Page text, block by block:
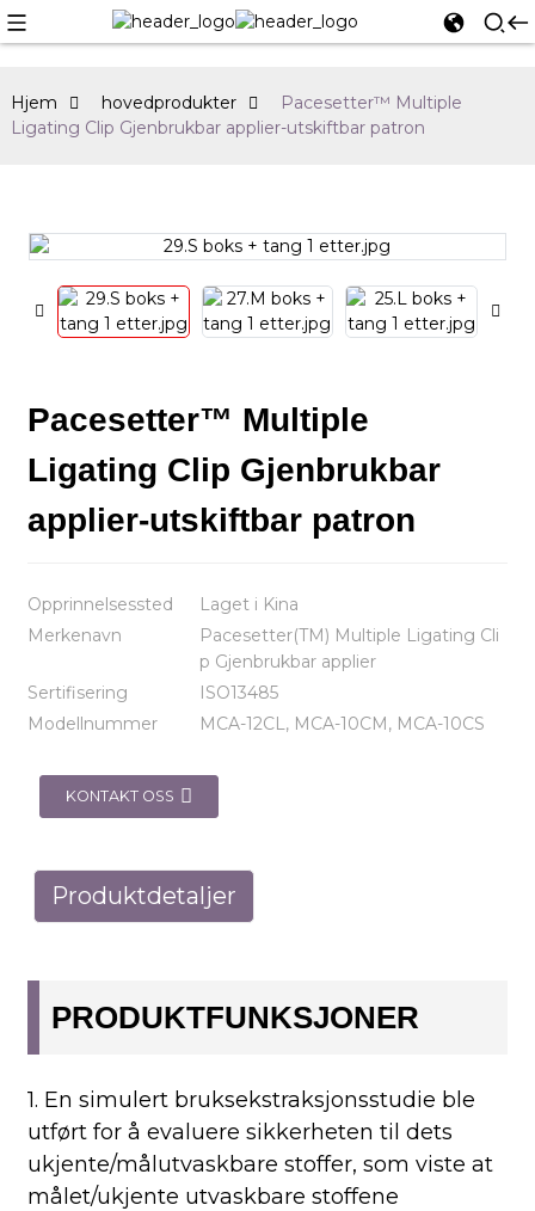
Hjem hovedprodukter
Pacesetter™ Multiple
Ligating Clip Gjenbrukbar applier-utskiftbar patron
Pacesetter™ Multiple
Ligating Clip Gjenbrukbar
applier-utskiftbar patron
Opprinnelsessted
Laget i Kina
Merkenavn
Pacesetter(TM) Multiple Ligating Cli
p Gjenbrukbar applier
Sertifisering
ISO13485
Modellnummer
MCA-12CL, MCA-10CM, MCA-10CS
KONTAKT OSS
Produktdetaljer
PRODUKTFUNKSJONER
1. En simulert bruksekstraksjonsstudie ble
utført for å evaluere sikkerheten til dets
ukjente/målutvaskbare stoffer, som viste at
målet/ukjente utvaskbare stoffene